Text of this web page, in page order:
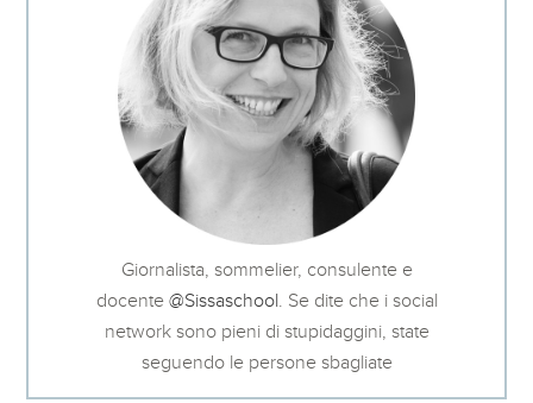
Giornalista, sommelier, consulente e
docente @Sissaschool. Se dite che i social
network sono pieni di stupidaggini, state
seguendo le persone sbagliate